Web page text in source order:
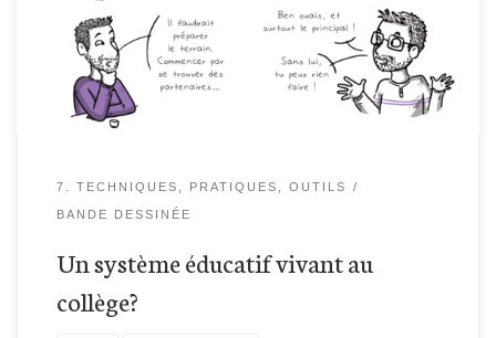
7. TECHNIQUES, PRATIQUES, OUTILS
BANDE DESSINÉE
Un système éducatif vivant au
collège?